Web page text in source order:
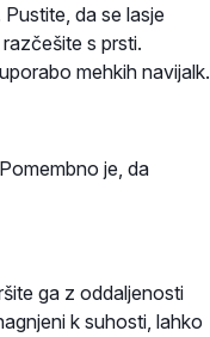
da se lasje
s prsti.
mehkih navijalk.
je, da
ga z oddaljenosti
k suhosti, lahko